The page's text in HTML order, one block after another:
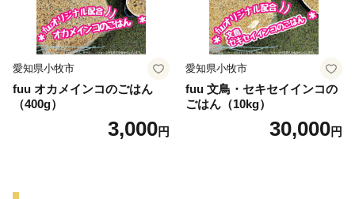
愛知県小牧市
fuu オカメインコのごはん
（400g）
3,000円
愛知県小牧市
fuu 文鳥・セキセイインコの
ごはん（10kg）
30,000円